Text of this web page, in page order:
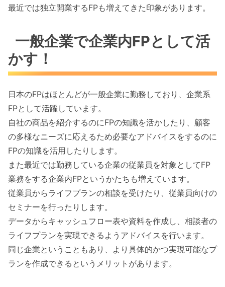
最近では独立開業するFPも増えてきた印象があります。
一般企業で企業内FPとして活
かす！
日本のFPはほとんどが一般企業に勤務しており、企業系
FPとして活躍しています。
自社の商品を紹介するのにFPの知識を活かしたり、顧客
の多様なニーズに応えるため必要なアドバイスをするのに
FPの知識を活用したりします。
また最近では勤務している企業の従業員を対象としてFP
業務をする企業内FPというかたちも増えています。
従業員からライフプランの相談を受けたり、従業員向けの
セミナーを行ったりします。
データからキャッシュフロー表や資料を作成し、相談者の
ライフプランを実現できるようアドバイスを行います。
同じ企業ということもあり、より具体的かつ実現可能なプ
ランを作成できるというメリットがあります。